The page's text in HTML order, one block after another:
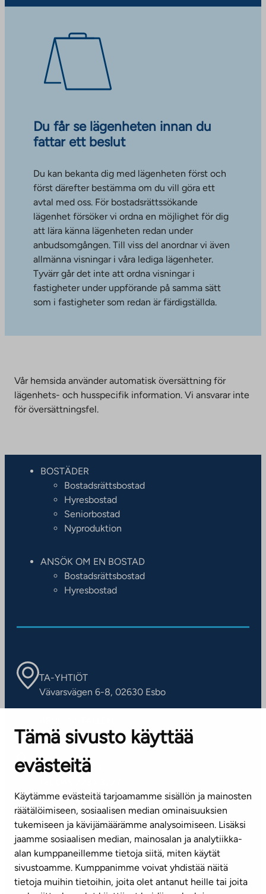
Tämä sivusto käyttää
evästeitä
Käytämme evästeitä tarjoamamme sisällön ja mainosten
räätälöimiseen, sosiaalisen median ominaisuuksien
tukemiseen ja kävijämäärämme analysoimiseen. Lisäksi
jaamme sosiaalisen median, mainosalan ja analytiikka-
alan kumppaneillemme tietoja siitä, miten käytät
sivustoamme. Kumppanimme voivat yhdistää näitä
tietoja muihin tietoihin, joita olet antanut heille tai joita
Du får se lägenheten innan du
fattar ett beslut
Du kan bekanta dig med lägenheten först och
först därefter bestämma om du vill göra ett
avtal med oss. För bostadsrättssökande
lägenhet försöker vi ordna en möjlighet för dig
att lära känna lägenheten redan under
anbudsomgången. Till viss del anordnar vi även
allmänna visningar i våra lediga lägenheter.
Tyvärr går det inte att ordna visningar i
fastigheter under uppförande på samma sätt
som i fastigheter som redan är färdigställda.
Vår hemsida använder automatisk översättning för
lägenhets- och husspecifik information. Vi ansvarar inte
för översättningsfel.
BOSTÄDER
Bostadsrättsbostad
Hyresbostad
Seniorbostad
Nyproduktion
ANSÖK OM EN BOSTAD
Bostadsrättsbostad
Hyresbostad
TA-YHTIÖT
Vävarsvägen 6-8, 02630 Esbo
Kontaktinformation
KUNDSERVICE
(vardagar kl. 8–16)
info@ta.fi
Nyhetsbrev (på finska)